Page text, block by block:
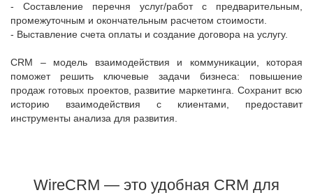
- Составление перечня услуг/работ с предварительным,
промежуточным и окончательным расчетом стоимости.
- Выставление счета оплаты и создание договора на услугу.
CRM – модель взаимодействия и коммуникации, которая
поможет решить ключевые задачи бизнеса: повышение
продаж готовых проектов, развитие маркетинга. Сохранит всю
историю взаимодействия с клиентами, предоставит
инструменты анализа для развития.
WireCRM — это удобная CRM для